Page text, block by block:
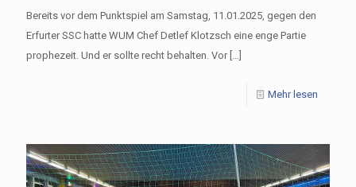
Bereits vor dem Punktspiel am Samstag, 11.01.2025, gegen den
Erfurter SSC hatte WUM Chef Detlef Klotzsch eine enge Partie
prophezeit. Und er sollte recht behalten. Vor[…]
Mehr lesen